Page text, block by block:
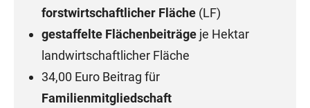
forstwirtschaftlicher Fläche (LF)
gestaffelte Flächenbeiträge je Hektar
landwirtschaftlicher Fläche
34,00 Euro Beitrag für
Familienmitgliedschaft